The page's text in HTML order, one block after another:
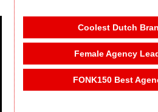
Coolest Dutch
Female Agency
FONK150 Best